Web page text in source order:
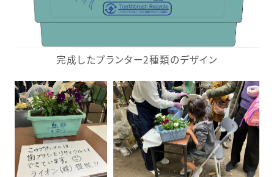
完成したプランター2種類のデザイン